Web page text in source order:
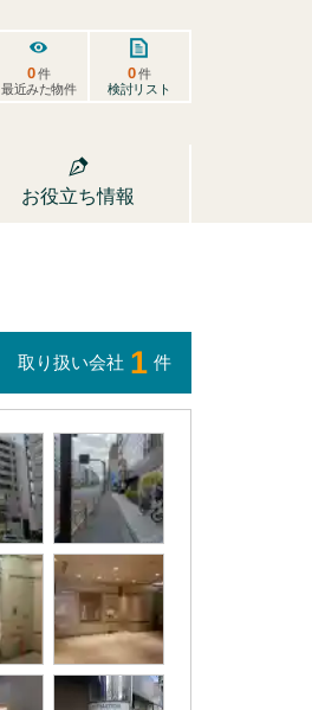
0件
最近みた物件
0件
検討リスト
お役立ち情報
取り扱い会社 1 件